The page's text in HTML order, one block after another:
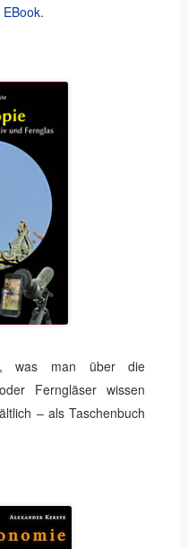
EBook.
was man über die
Ferngläser wissen
– als Taschenbuch